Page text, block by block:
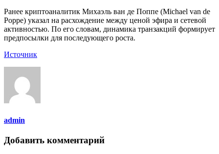
Ранее криптоаналитик Михаэль ван де Поппе (Michael van de
Poppe) указал на расхождение между ценой эфира и сетевой
активностью. По его словам, динамика транзакций формирует
предпосылки для последующего роста.
Источник
admin
Добавить комментарий